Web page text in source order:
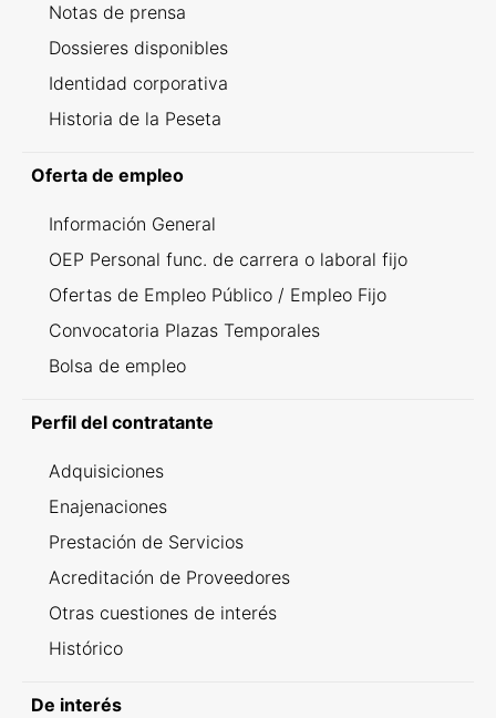
Notas de prensa
Dossieres disponibles
Identidad corporativa
Historia de la Peseta
Oferta de empleo
Información General
OEP Personal func. de carrera o laboral fijo
Ofertas de Empleo Público / Empleo Fijo
Convocatoria Plazas Temporales
Bolsa de empleo
Perfil del contratante
Adquisiciones
Enajenaciones
Prestación de Servicios
Acreditación de Proveedores
Otras cuestiones de interés
Histórico
De interés